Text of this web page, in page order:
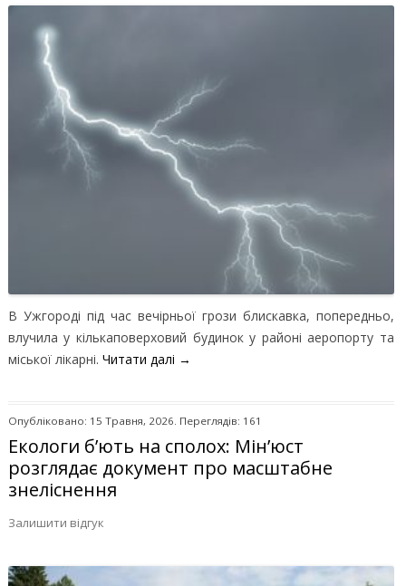
В Ужгороді під час вечірньої грози блискавка, попередньо,
влучила у кількаповерховий будинок у районі аеропорту та
міської лікарні. Читати далі →
Опубліковано: 15 Травня, 2026. Переглядів: 161
Екологи б’ють на сполох: Мін’юст
розглядає документ про масштабне
знеліснення
Залишити відгук